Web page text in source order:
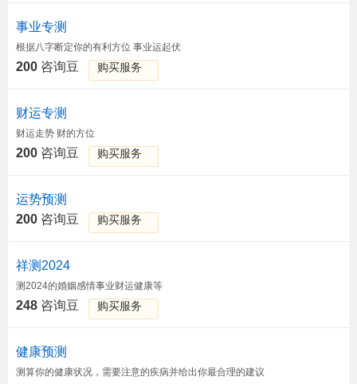
事业专测
根据八字断定你的有利方位 事业运起伏
200 咨询豆 购买服务
财运专测
财运走势 财的方位
200 咨询豆 购买服务
运势预测
200 咨询豆 购买服务
祥测2024
测2024的婚姻感情事业财运健康等
248 咨询豆 购买服务
健康预测
测算你的健康状况，需要注意的疾病并给出你最合理的建议